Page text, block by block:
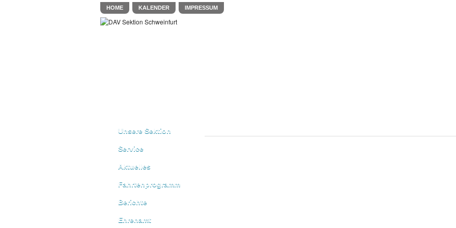
HOME KALENDER IMPRESSUM
Unsere Sektion
Service
Aktuelles
Fahrtenprogramm
Berichte
Ehrenamt